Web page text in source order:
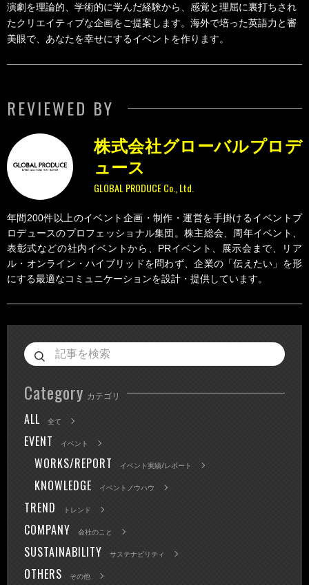
演劇を理論的、学術的に学んだ経験から、感覚と理屈に裏打ちされ
たクリエイティブな企画をご提案します。海外で培った英語力と審
美眼で、あなたを幸せにするイベントを作ります。
REVIEWED BY
GLOBAL PRODUCE Co., Ltd.
株式会社グローバルプロデ
ュース
年間200件以上のイベント企画・制作・運営を手掛けるイベントプ
ロデュースのプロフェッショナル集団。株主総会、周年イベント、
表彰式などの社内イベントから、PRイベント、展示会まで、リア
ル・オンライン・ハイブリッドを問わず、企業の「伝えたい」を形
にする最適なコミュニケーションを設計・提供しています。
Category カテゴリ
ALL 全て
EVENT イベント
WORKS/REPORT イベント実績/レポート
KNOWLEDGE イベントノウハウ
TREND トレンド
COMPANY 会社のこと
SUSTAINABILITY サステナビリティ
OTHERS その他